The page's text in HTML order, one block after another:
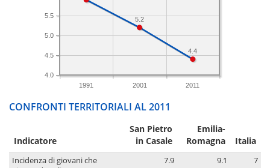
1991 2001 2011
4.0
4.5
5.0
5.5
4.4
5.2
CONFRONTI TERRITORIALI AL 2011
Indicatore
San Pietro
in Casale
Emilia-
Romagna
Italia
Incidenza di giovani che
7.9 9.1 7